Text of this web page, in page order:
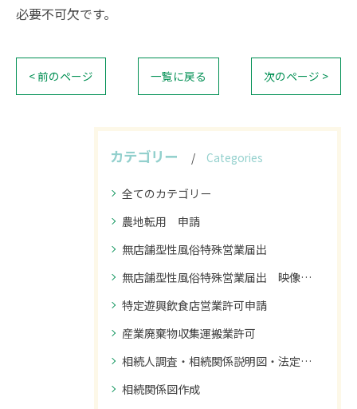
必要不可欠です。
< 前のページ 一覧に戻る 次のページ >
カテゴリー Categories
全てのカテゴリー
農地転用 申請
無店舗型性風俗特殊営業届出
無店舗型性風俗特殊営業届出 映像送信型性風俗特殊営業届出
特定遊興飲食店営業許可申請
産業廃棄物収集運搬業許可
相続人調査・相続関係説明図・法定相続情報の作成
相続関係図作成